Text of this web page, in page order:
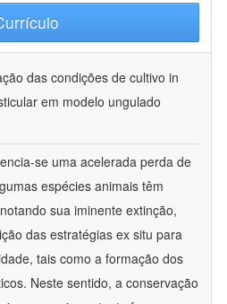
das condições de cultivo in
em modelo ungulado
se uma acelerada perda de
espécies animais têm
sua iminente extinção,
das estratégias ex situ para
tais como a formação dos
Neste sentido, a conservação